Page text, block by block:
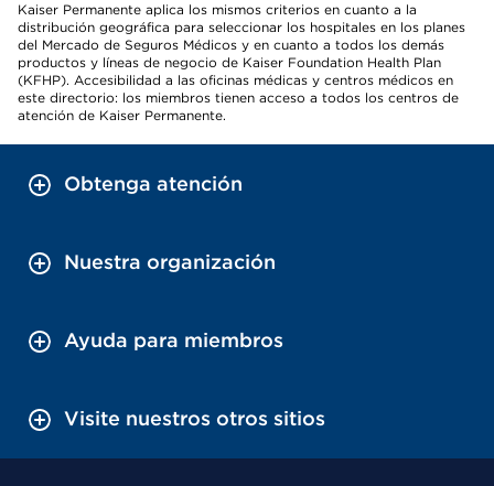
Kaiser Permanente aplica los mismos criterios en cuanto a la
distribución geográfica para seleccionar los hospitales en los planes
del Mercado de Seguros Médicos y en cuanto a todos los demás
productos y líneas de negocio de Kaiser Foundation Health Plan
(KFHP). Accesibilidad a las oficinas médicas y centros médicos en
este directorio: los miembros tienen acceso a todos los centros de
atención de Kaiser Permanente.
Obtenga atención
Nuestra organización
Ayuda para miembros
Visite nuestros otros sitios